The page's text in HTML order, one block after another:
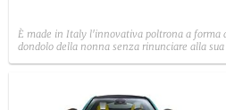
È made in Italy l'innovativa poltrona a forma
dondolo della nonna senza rinunciare alla